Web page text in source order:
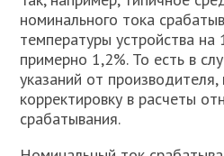
номинального тока
температуры устройства на
примерно 1,2%. То есть в
указаний от
корректировку в расчеты
срабатывания.